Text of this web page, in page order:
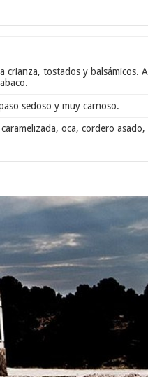
tostados y balsámicos. Al
sedoso y muy carnoso.
oca, cordero asado,